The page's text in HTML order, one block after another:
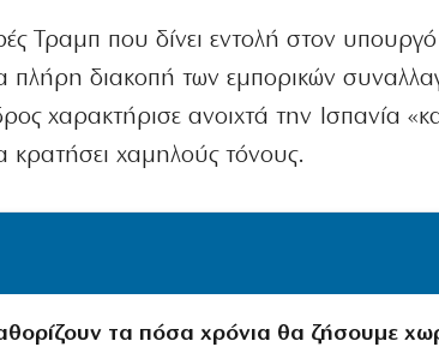
Τραμπ που δίνει εντολή στον υπουργό
πλήρη διακοπή των εμπορικών
χαρακτήρισε ανοιχτά την Ισπανία
κρατήσει χαμηλούς τόνους.
τα πόσα χρόνια θα ζήσουμε